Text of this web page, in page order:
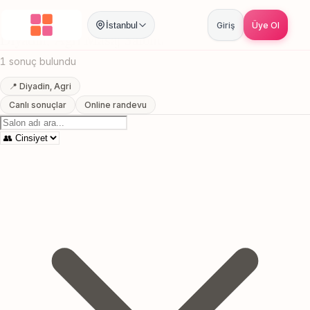
İstanbul Giriş Üye Ol
Anasayfa / Agri Diyadin Masaj Salonu
Diyadin, Agri Masaj Salonu
1 sonuç bulundu
📍 Diyadin, Agri
Canlı sonuçlar
Online randevu